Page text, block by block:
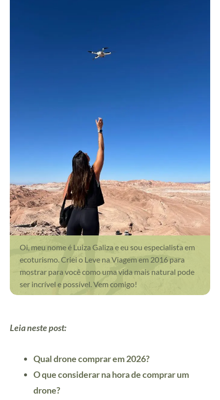
Oi, meu nome é Luiza Galiza e eu sou especialista em
ecoturismo. Criei o Leve na Viagem em 2016 para
mostrar para você como uma vida mais natural pode
ser incrível e possível. Vem comigo!
Leia neste post:
Qual drone comprar em 2026?
O que considerar na hora de comprar um
drone?